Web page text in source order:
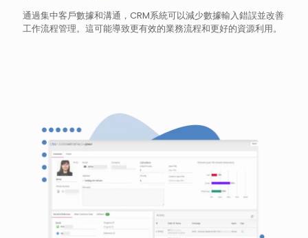
通過集中客戶數據和溝通，CRM系統可以減少數據輸入錯誤並改善
工作流程管理。這可能導致更有效的業務流程和更好的資源利用。